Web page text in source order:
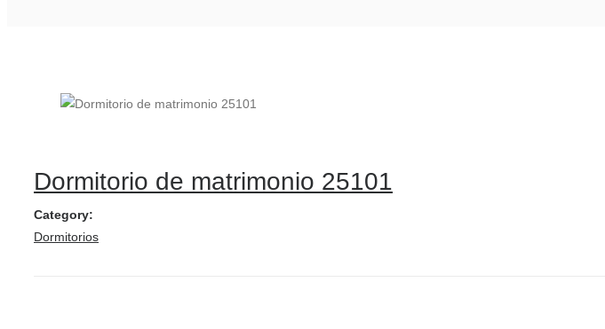
Dormitorio de matrimonio 25101
Category:
Dormitorios